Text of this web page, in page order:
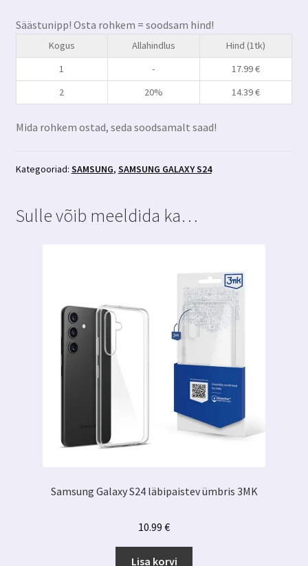
kaitseklaas
Hardglass
Max
Privacy+aplikaator
Säästunipp! Osta rohkem = soodsam hind!
Kogus Allahindlus
Hind (1tk)
1
- 17.99€
2
20% 14.39€
Mida rohkem ostad, seda soodsamalt saad!
Kategooriad: SAMSUNG, SAMSUNG GALAXY S24
Sulle võib meeldida ka…
Samsung Galaxy S24 läbipaistev ümbris 3MK
10.99 €
Lisa korvi